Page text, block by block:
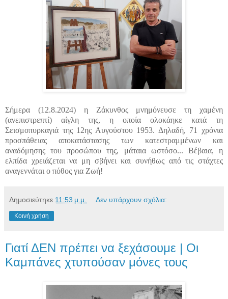
Σήμερα (12.8.2024) η Ζάκυνθος μνημόνευσε τη χαμένη
(ανεπιστρεπτί) αίγλη της, η οποία ολοκάηκε κατά τη
Σεισμοπυρκαγιά της 12ης Αυγούστου 1953. Δηλαδή, 71 χρόνια
προσπάθειας αποκατάστασης των κατεστραμμένων και
αναδόμησης του προσώπου της, μάταια ωστόσο... Βέβαια, η
ελπίδα χρειάζεται να μη σβήνει και συνήθως από τις στάχτες
αναγεννάται ο πόθος για Ζωή!
Δημοσιεύτηκε 11:53 μ.μ. Δεν υπάρχουν σχόλια:
Κοινή χρήση
Γιατί ΔΕΝ πρέπει να ξεχάσουμε | Οι
Καμπάνες χτυπούσαν μόνες τους